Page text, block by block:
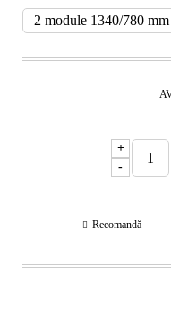
+
-
Recomandă